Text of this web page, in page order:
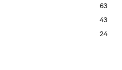
63
43
24